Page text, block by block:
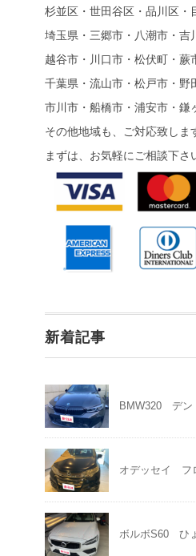
杉並区・世田谷区・品川区・
埼玉県・三郷市・八潮市・吉
越谷市・川口市・松伏町・蕨
千葉県・流山市・松戸市・野
市川市・船橋市・浦安市・鎌
その他地域も、ご対応致しま
まずは、お気軽にご相談下さ
新着記事
BMW320 デン
オデッセイ フ
ボルボS60 ひ